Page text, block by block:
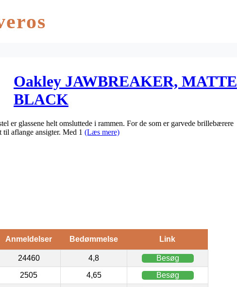
Oakley JAWBREAKER, MATTE
BLACK
er glassene helt omsluttede i rammen. For de som er garvede brillebærere
aflange ansigter. Med 1 (Læs mere)
Anmeldelser Bedømmelse Link
24460 4,8 Besøg
2505 4,65 Besøg